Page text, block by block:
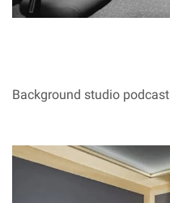
Background studio podcast